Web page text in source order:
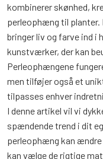
kombinerer skønhed,
perleophæng til planter.
bringer liv og farve ind i
kunstværker, der kan
Perleophængene
men tilføjer også et
tilpasses enhver
I denne artikel vil vi
spændende trend i dit
perleophæng kan ændre
kan vælge de rigtige